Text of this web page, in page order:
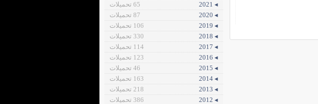
◂ 2021
65 تحميلات
◂ 2020
87 تحميلات
◂ 2019
106 تحميلات
◂ 2018
330 تحميلات
◂ 2017
114 تحميلات
◂ 2016
123 تحميلات
◂ 2015
46 تحميلات
◂ 2014
163 تحميلات
◂ 2013
218 تحميلات
◂ 2012
386 تحميلات